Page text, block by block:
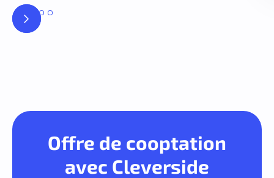
Offre de cooptation
avec Cleverside